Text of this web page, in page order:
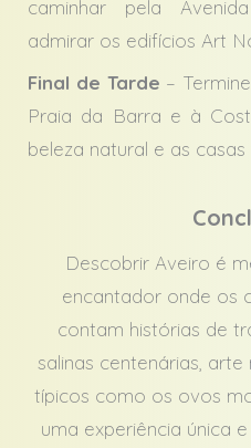
caminhar pela
admirar os edifícios Art
Final de Tarde –
Praia da Barra e à
beleza natural e as casas
Descobrir Aveiro é
encantador onde os
contam histórias de
salinas centenárias,
típicos como os ovos
uma experiência única